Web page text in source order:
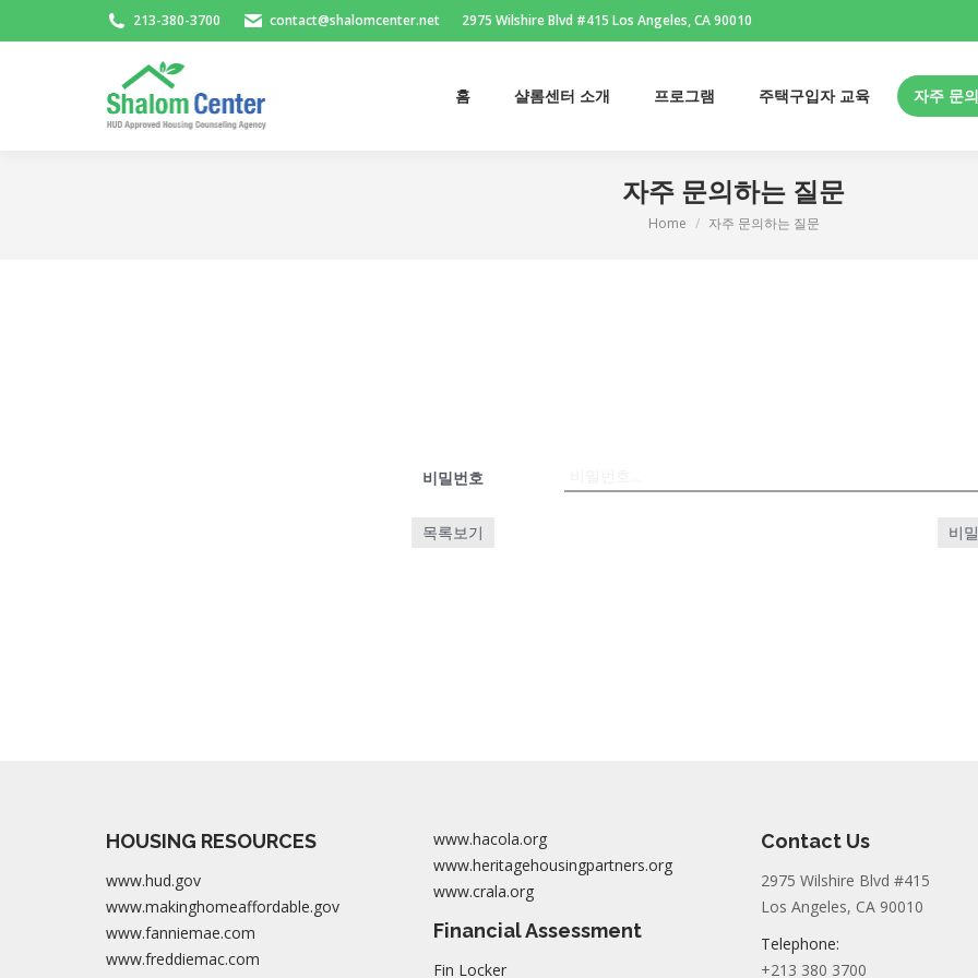
213-380-3700 contact@shalomcenter.net 2975 Wilshire Blvd #415 Los Angeles, CA 90010
홈 샬롬센터 소개 프로그램 주택구입자 교육 자주 문
자주 문의하는 질문
You are here:
Home 자주 문의하는 질문
비밀번호
목록보기 비
HOUSING RESOURCES
www.hud.gov
www.makinghomeaffordable.gov
www.fanniemae.com
www.freddiemac.com
www.hacola.org
www.heritagehousingpartners.org
www.crala.org
Financial Assessment
Fin Locker
Contact Us
2975 Wilshire Blvd #415
Los Angeles, CA 90010
Telephone:
+213 380 3700
홈 샬롬센터 소개 프로그램 주택구입자 교육 자주 문